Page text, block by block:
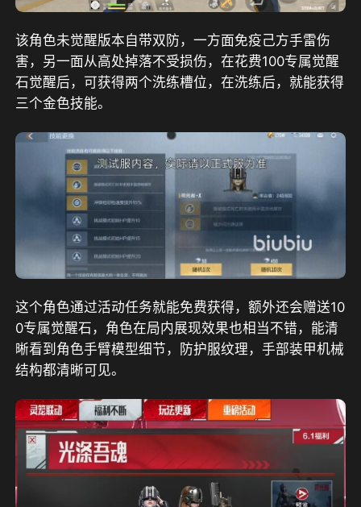
该角色未觉醒版本自带双防，一方面免疫己方手雷伤
害，另一面从高处掉落不受损伤，在花费100专属觉醒
石觉醒后，可获得两个洗练槽位，在洗练后，就能获得
三个金色技能。
这个角色通过活动任务就能免费获得，额外还会赠送10
0专属觉醒石，角色在局内展现效果也相当不错，能清
晰看到角色手臂模型细节，防护服纹理，手部装甲机械
结构都清晰可见。